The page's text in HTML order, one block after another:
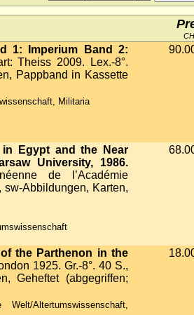
1: Imperium Band 2:
Theiss 2009. Lex.-8°.
Pappband in Kassette
Militaria
Egypt and the Near
University, 1986.
de l’Académie
sw-Abbildungen, Karten,
the Parthenon in the
1925. Gr.-8°. 40 S.,
Geheftet (abgegriffen;
Altertumswissenschaft,